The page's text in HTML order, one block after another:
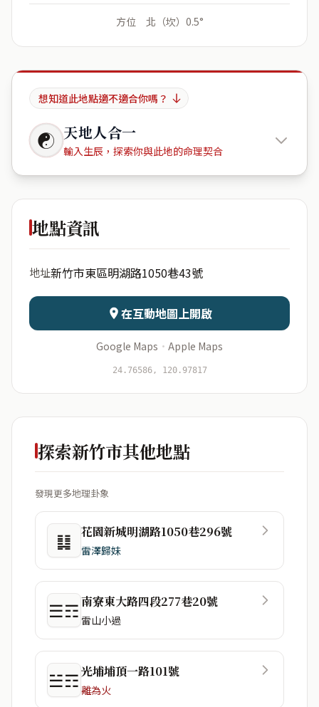
方位 北（坎）0.5°
想知道此地點適不適合你嗎？
☯ 天地人合一
輸入生辰，探索你與此地的命理契合
春福社區
日期 出生時辰
資料僅用於即時分析，不會儲存於伺服器
地點資訊
地址新竹市東區明湖路1050巷43號
在互動地圖上開啟
Google Maps · Apple Maps
24.76586, 120.97817
探索新竹市其他地點
發現更多地理卦象
䷆ 花園新城明湖路1050巷296號
雷澤歸妹
☰☶南寮東大路四段277巷20號
雷山小過
☱☶光埔埔頂一路101號
離為火